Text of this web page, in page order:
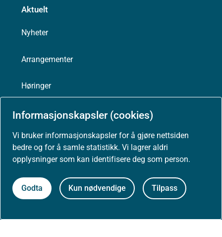
Informasjonskapsler (cookies)
Vi bruker informasjonskapsler for å gjøre nettsiden
bedre og for å samle statistikk. Vi lagrer aldri
opplysninger som kan identifisere deg som person.
Godta Kun nødvendige Tilpass
Aktuelt
Nyheter
Arrangementer
Høringer
Presse
Personvernerklæring
Tilgjengelighetserklæring (uustatus.no)